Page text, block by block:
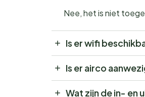
Nee, het is niet
Is er wifi
Is er airco
Wat zijn de in- en